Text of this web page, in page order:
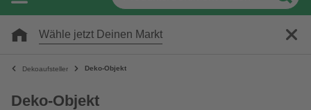
Wähle jetzt Deinen Markt
Dekoaufsteller Deko-Objekt
Deko-Objekt